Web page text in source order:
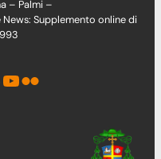
– Palmi –
News: Supplemento online di
YouTube Flickr